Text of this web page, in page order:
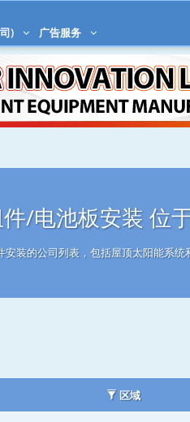
) 广告服务
/电池板安装 位
装的公司列表，包括屋顶太阳能系统
区域